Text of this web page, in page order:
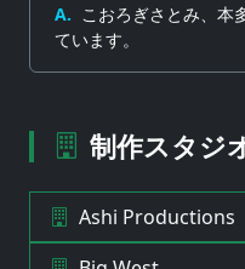
A. こおろぎさとみ、本
ています。
制作スタジ
Ashi Productions